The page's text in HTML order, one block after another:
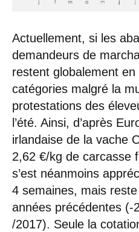
Actuellement, si les
demandeurs de
restent globalement
catégories malgré la
protestations des
l’été. Ainsi, d’après
irlandaise de la vache
2,62 €/kg de carcasse
s’est néanmoins
4 semaines, mais
années précédentes (-
/2017). Seule la